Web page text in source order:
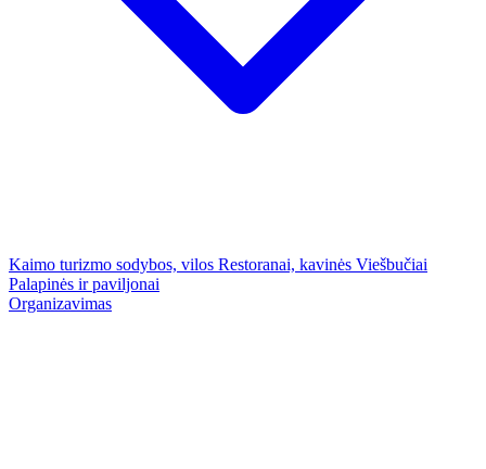
Kaimo turizmo sodybos, vilos Restoranai, kavinės Viešbučiai
Palapinės ir paviljonai
Organizavimas